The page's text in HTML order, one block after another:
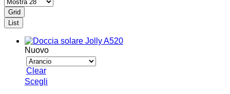
Grid
List
Nuovo
Clear
Scegli